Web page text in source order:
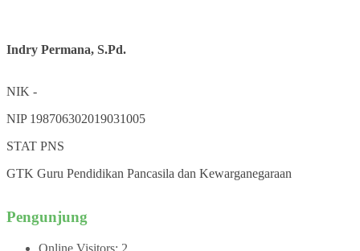
Indry Permana, S.Pd.
NIK -
NIP 198706302019031005
STAT PNS
GTK Guru Pendidikan Pancasila dan Kewarganegaraan
Pengunjung